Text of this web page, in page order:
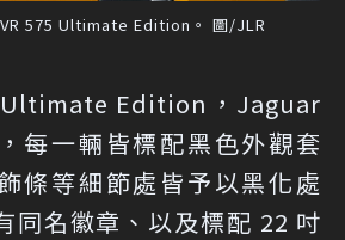
575 Ultimate Edition。 圖/JLR
Edition，Jaguar
每一輛皆標配黑色外觀套
條等細節處皆予以黑化處
同名徽章、以及標配 22 吋